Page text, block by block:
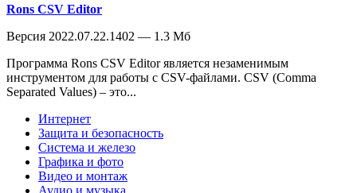
Rons CSV Editor
Версия 2022.07.22.1402 — 1.3 Мб
Программа Rons CSV Editor является незаменимым
инструментом для работы с CSV-файлами. CSV (Comma
Separated Values) – это...
Интернет
Защита и безопасность
Система и железо
Графика и фото
Видео и монтаж
Аудио и музыка